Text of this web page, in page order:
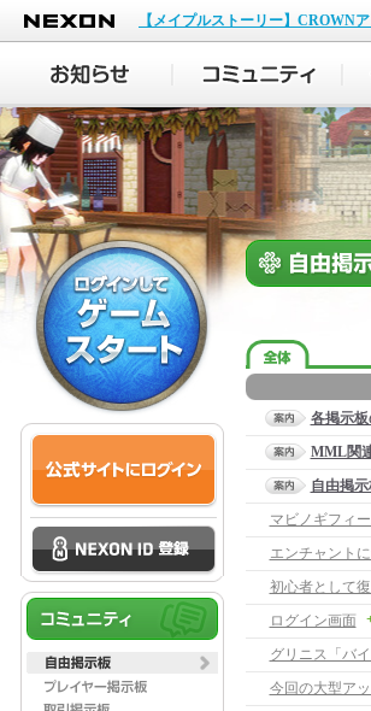
NEXON
【メイプルストーリー】CROWN
各掲示
MML関
自由掲
マビノギフィ
エンチャント
初心者として
ログイン画面
グリニス「バ
今回の大型ア